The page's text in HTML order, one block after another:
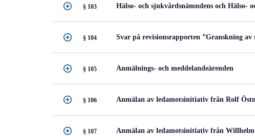
§ 103 Hälso- och sjukvårdsnämndens och Hälso-
§ 104 Svar på revisionsrapporten ”Granskning av
§ 105 Anmälnings- och meddelandeärenden
§ 106 Anmälan av ledamotsinitiativ från Rolf
§ 107 Anmälan av ledamotsinitiativ från